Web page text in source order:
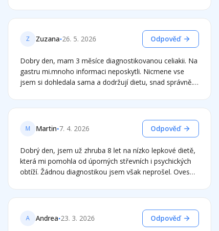
Z Zuzana•26. 5. 2026 Odpověď
Dobry den, mam 3 měsíce diagnostikovanou celiakii. Na
gastru mi.mnoho informaci neposkytli. Nicmene vse
jsem si dohledala sama a dodržují dietu, snad správně.
to jsem pred dietou nemela, pouze nadymani. Ale nove
mam brneni končetin a slabost. Muze to souviset s
celiakii? Nikdy jsem to neměla. Dekuji
M Martin•7. 4. 2026 Odpověď
Dobrý den, jsem už zhruba 8 let na nízko lepkové dietě,
která mi pomohla od úporných střevních i psychických
obtíží. Žádnou diagnostikou jsem však neprošel. Oves
luštěniny apod. Pochopil jsem že kdybych chtěl mít
přesnější informace tak bych musel měsíc jist lepek a
A Andrea•23. 3. 2026 Odpověď